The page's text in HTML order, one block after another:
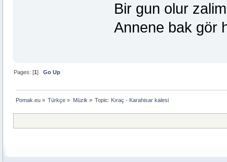
Bir gun olur
Annene bak gör
Pages: [1]Go Up
Pomak.eu » Türkçe » Müzik » Topic: Kıraç - Karahisar kalesi